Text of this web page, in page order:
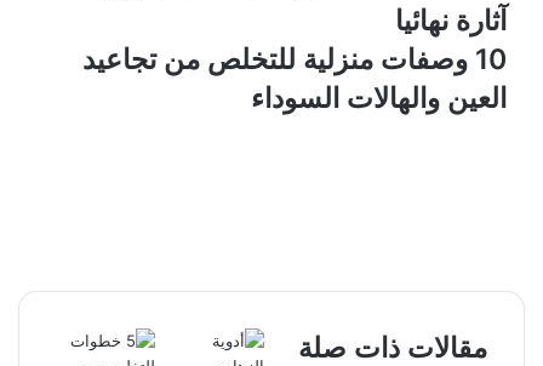
آثارة نهائيا
10 وصفات منزلية للتخلص من تجاعيد
العين والهالات السوداء
مقالات ذات صلة